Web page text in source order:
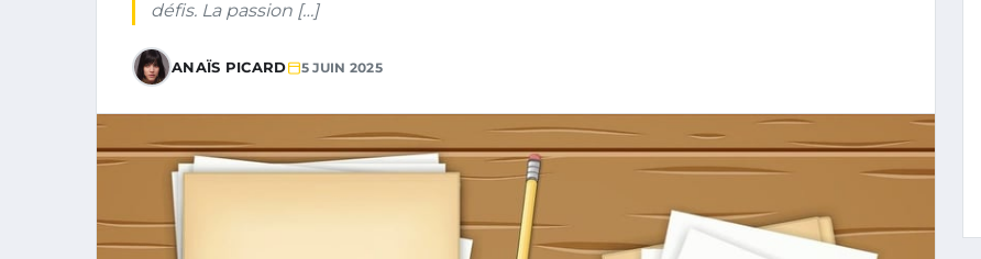
défis. La passion […]
ANAÏS PICARD 5 JUIN 2025